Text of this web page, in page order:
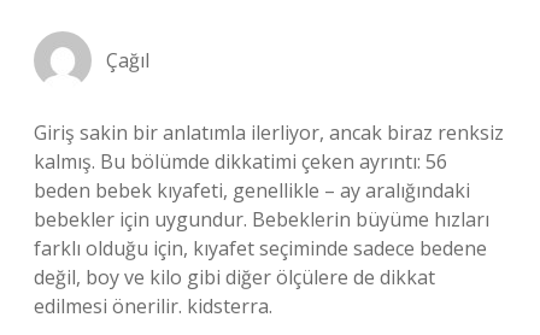
Çağıl
Giriş sakin bir anlatımla ilerliyor, ancak biraz renksiz
kalmış. Bu bölümde dikkatimi çeken ayrıntı: 56
beden bebek kıyafeti, genellikle – ay aralığındaki
bebekler için uygundur. Bebeklerin büyüme hızları
farklı olduğu için, kıyafet seçiminde sadece bedene
değil, boy ve kilo gibi diğer ölçülere de dikkat
edilmesi önerilir. kidsterra.